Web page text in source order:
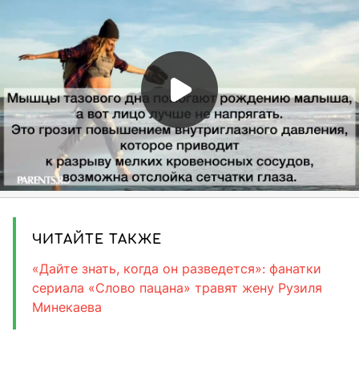
ЧИТАЙТЕ ТАКЖЕ
«Дайте знать, когда он разведется»: фанатки
сериала «Слово пацана» травят жену Рузиля
Минекаева